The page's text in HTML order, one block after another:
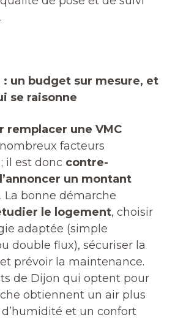
: un budget sur mesure, et
se raisonne
remplacer une VMC
facteurs
il est donc contre-
un montant
. La bonne démarche
le logement, choisir
adaptée (simple
double flux), sécuriser la
prévoir la maintenance.
de Dijon qui optent pour
obtiennent un air plus
et un confort